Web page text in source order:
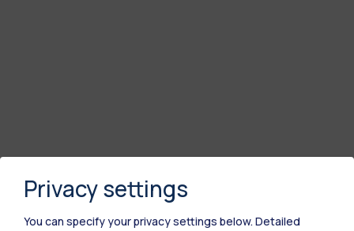
Privacy settings
You can specify your privacy settings below. Detailed